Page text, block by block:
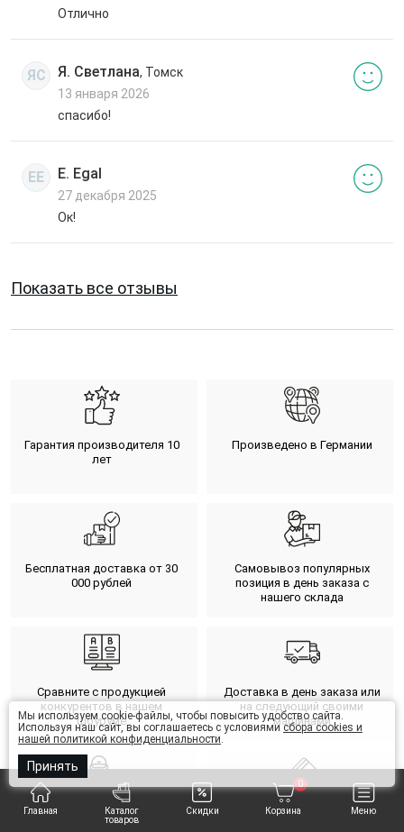
Главная
Каталог
товаров
Скидки Корзина
0
Меню
Отлично
ЯС Я. Светлана, Томск
13 января 2026
спасибо!
EE E. Egal
27 декабря 2025
Ок!
Показать все отзывы
Гарантия производителя 10
лет
Произведено в Германии
Бесплатная доставка от 30
000 рублей
Самовывоз популярных
позиция в день заказа с
нашего склада
Сравните с продукцией
конкурентов в нашем
шоуруме
Доставка в день заказа или
на следующий своими
машинами
Отправка по России любыми
Разные варианты оплаты
Мы используем cookie-файлы, чтобы повысить удобство сайта.
Используя наш сайт, вы соглашаетесь с условиямисбора cookies и
нашей политикой конфиденциальности.
Принять